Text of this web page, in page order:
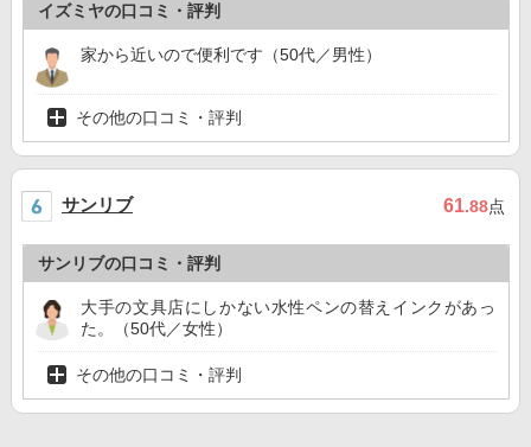
イズミヤの口コミ・評判
家から近いので便利です（50代／男性）
その他の口コミ・評判
サンリブ 61.88点
サンリブの口コミ・評判
大手の文具店にしかない水性ペンの替えインクがあっ
た。（50代／女性）
その他の口コミ・評判